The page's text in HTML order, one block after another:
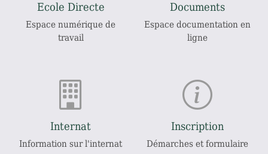
Ecole Directe
Espace numérique de
travail
Documents
Espace documentation en
ligne
Internat
Information sur l'internat
Inscription
Démarches et formulaire